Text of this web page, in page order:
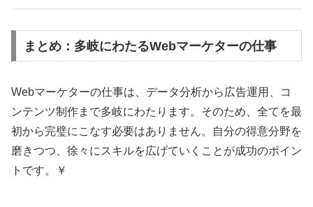
まとめ：多岐にわたるWebマーケターの仕事
Webマーケターの仕事は、データ分析から広告運用、コ
ンテンツ制作まで多岐にわたります。そのため、全てを最
初から完璧にこなす必要はありません。自分の得意分野を
磨きつつ、徐々にスキルを広げていくことが成功のポイン
トです。￥